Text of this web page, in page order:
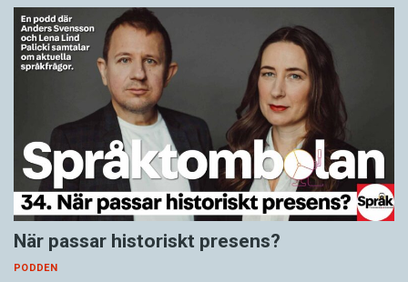
När passar historiskt presens?
PODDEN